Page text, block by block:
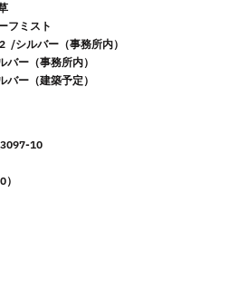
フミスト
/シルバー（事務所内）
ー（事務所内）
ー（建築予定）
10